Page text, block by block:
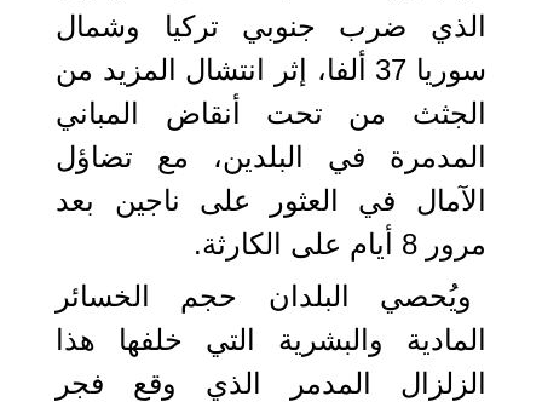
الذي ضرب جنوبي تركيا وشمال
سوريا 37 ألفا، إثر انتشال المزيد من
الجثث من تحت أنقاض المباني
المدمرة في البلدين، مع تضاؤل
الآمال في العثور على ناجين بعد
مرور 8 أيام على الكارثة.
ويُحصي البلدان حجم الخسائر
المادية والبشرية التي خلفها هذا
الزلزال المدمر الذي وقع فجر